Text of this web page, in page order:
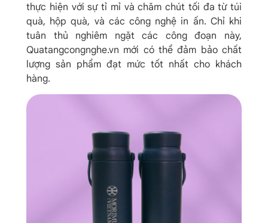
thực hiện với sự tỉ mỉ và chăm chút tối đa từ túi
quà, hộp quà, và các công nghệ in ấn. Chỉ khi
tuân thủ nghiêm ngặt các công đoạn này,
Quatangcongnghe.vn mới có thể đảm bảo chất
lượng sản phẩm đạt mức tốt nhất cho khách
hàng.